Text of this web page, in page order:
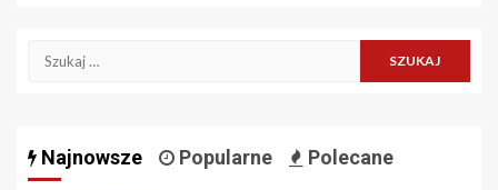
Szukaj:
Najnowsze Popularne Polecane